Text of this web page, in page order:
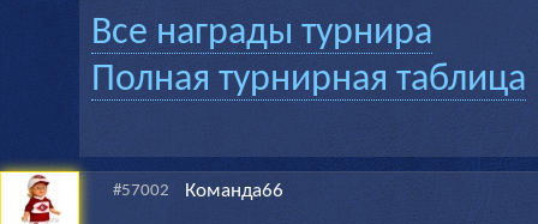
Все награды турнира
Полная турнирная таблица
#57002 Команда66